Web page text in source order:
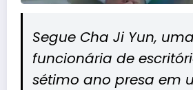
Segue Cha Ji Yun, uma
funcionária de
sétimo ano presa em